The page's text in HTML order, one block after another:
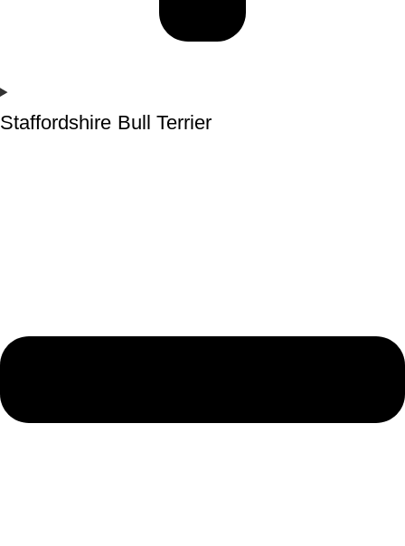
Staffordshire Bull Terrier